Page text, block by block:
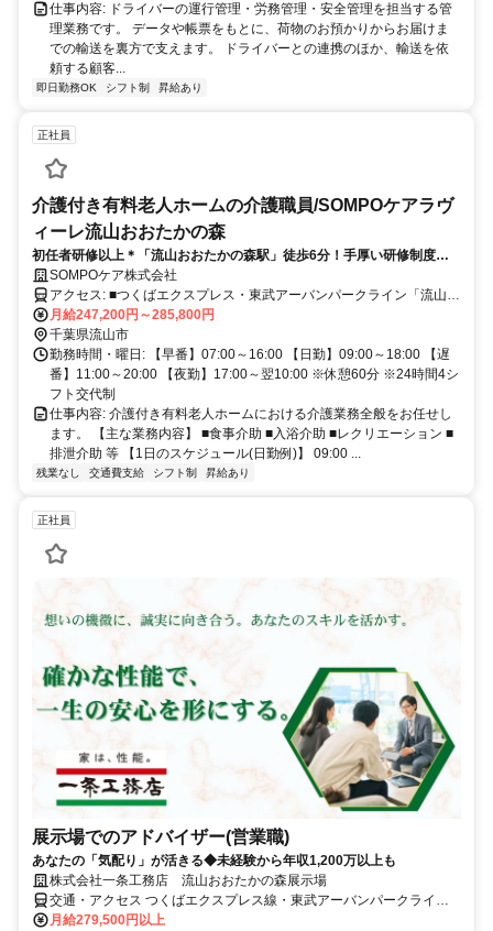
仕事内容: ドライバーの運行管理・労務管理・安全管理を担当する管
理業務です。 データや帳票をもとに、荷物のお預かりからお届けま
での輸送を裏方で支えます。 ドライバーとの連携のほか、輸送を依
頼する顧客...
即日勤務OK シフト制 昇給あり
正社員
介護付き有料老人ホームの介護職員/SOMPOケアラヴ
ィーレ流山おおたかの森
初任者研修以上＊「流山おおたかの森駅」徒歩6分！手厚い研修制度で
新たな成長も目指せます！SOMPOグループで安定キャリアを実現！
SOMPOケア株式会社
アクセス: ■つくばエクスプレス・東武アーバンパークライン「流山お
おたかの森駅」より徒歩5分
月給247,200円～285,800円
千葉県流山市
勤務時間・曜日: 【早番】07:00～16:00 【日勤】09:00～18:00 【遅
番】11:00～20:00 【夜勤】17:00～翌10:00 ※休憩60分 ※24時間4シ
フト交代制
仕事内容: 介護付き有料老人ホームにおける介護業務全般をお任せし
ます。 【主な業務内容】 ■食事介助 ■入浴介助 ■レクリエーション ■
排泄介助 等 【1日のスケジュール(日勤例)】 09:00 ...
残業なし 交通費支給 シフト制 昇給あり
正社員
展示場でのアドバイザー(営業職)
あなたの「気配り」が活きる◆未経験から年収1,200万以上も
株式会社一条工務店 流山おおたかの森展示場
交通・アクセス つくばエクスプレス線・東武アーバンパークライン
流山おおたかの森駅 徒歩約5分
月給279,500円以上